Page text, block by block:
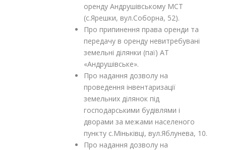
оренду Андрушівському МСТ
(с.Ярешки, вул.Соборна, 52).
Про припинення права оренди та
передачу в оренду невитребувані
земельні ділянки (паї) АТ
«Андрушівське».
Про надання дозволу на
проведення інвентаризації
земельних ділянок під
господарськими будівлями і
дворами за межами населеного
пункту с.Міньківці, вул.Яблунева, 10.
Про надання дозволу на